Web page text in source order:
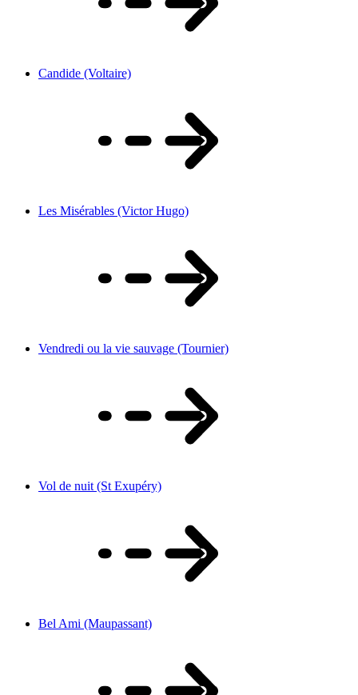
Candide (Voltaire)
Les Misérables (Victor Hugo)
Vendredi ou la vie sauvage (Tournier)
Vol de nuit (St Exupéry)
Bel Ami (Maupassant)